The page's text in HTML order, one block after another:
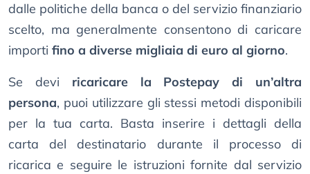
dalle politiche della banca o del servizio finanziario
scelto, ma generalmente consentono di caricare
importi fino a diverse migliaia di euro al giorno.
Se devi ricaricare la Postepay di un’altra
persona, puoi utilizzare gli stessi metodi disponibili
per la tua carta. Basta inserire i dettagli della
carta del destinatario durante il processo di
ricarica e seguire le istruzioni fornite dal servizio